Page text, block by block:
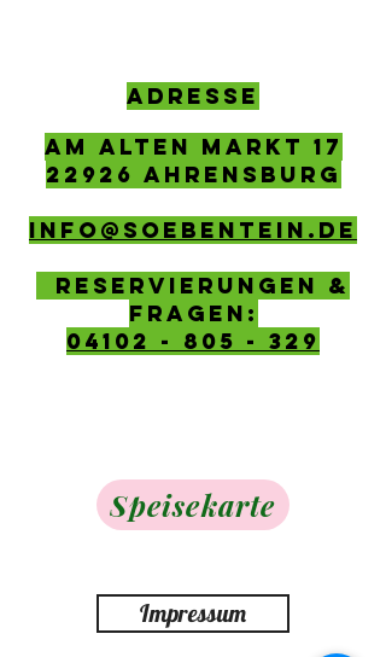
ADRESSE
AM ALTEN MARKT 17
22926 AHRENSBURG
info@soebentein.de
Reservierungen &
Fragen:
04102 - 805 - 329
Speisekarte
Impressum